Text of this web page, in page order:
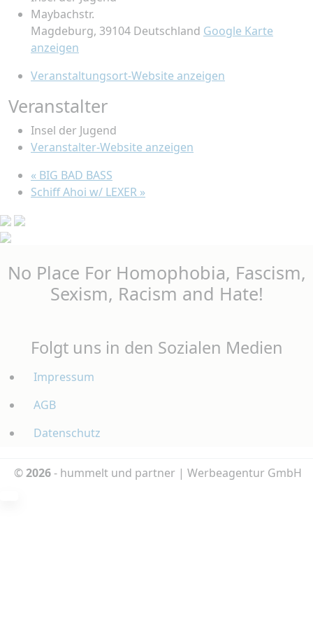
Maybachstr.
Magdeburg, 39104 Deutschland Google Karte
anzeigen
Veranstaltungsort-Website anzeigen
Veranstalter
Insel der Jugend
Veranstalter-Website anzeigen
« BIG BAD BASS
Schiff Ahoi w/ LEXER »
No Place For Homophobia, Fascism,
Sexism, Racism and Hate!
Folgt uns in den Sozialen Medien
Impressum
AGB
Datenschutz
©2026- hummelt und partner | Werbeagentur GmbH